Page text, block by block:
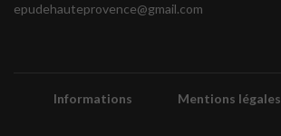
epudehauteprovence@gmail.com
Informations Mentions légales